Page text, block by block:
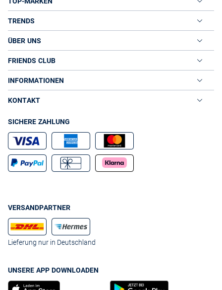
TRENDS
ÜBER UNS
FRIENDS CLUB
INFORMATIONEN
KONTAKT
SICHERE ZAHLUNG
VERSANDPARTNER
Lieferung nur in Deutschland
UNSERE APP DOWNLOADEN